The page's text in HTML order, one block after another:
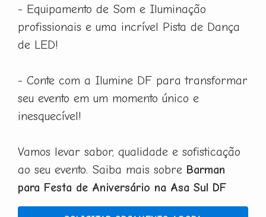
- Equipamento de Som e Iluminação
profissionais e uma incrível Pista de Dança
de LED!
- Conte com a Ilumine DF para transformar
seu evento em um momento único e
inesquecível!
Vamos levar sabor, qualidade e sofisticação
ao seu evento. Saiba mais sobre Barman
para Festa de Aniversário na Asa Sul DF